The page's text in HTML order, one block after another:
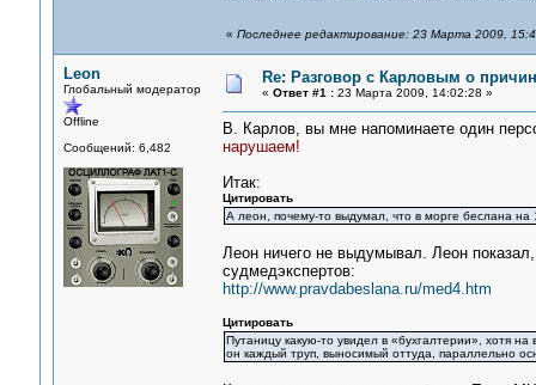
« Последнее редактирование: 23 Марта 2009,
Leon
Глобальный модератор
Offline
Сообщений: 6,482
Re: Разговор с Карловым о
« Ответ #1 :23 Марта 2009, 14:02:28 »
В. Карлов, вы мне напоминаете один
нарушаем!
Итак:
Цитировать
А леон, почему-то выдумал, что в морге беслана на
Леон ничего не выдумывал. Леон
cудмедэкспертов:
http://www.pravdabeslana.ru/med4.htm
Цитировать
Путаницу какую-то увидел в «бухгалтерии», хотя
он каждый труп, выносимый оттуда, параллельно